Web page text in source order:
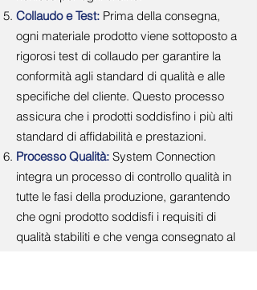
Collaudo e Test: Prima della consegna,
ogni materiale prodotto viene sottoposto a
rigorosi test di collaudo per garantire la
conformità agli standard di qualità e alle
specifiche del cliente. Questo processo
assicura che i prodotti soddisfino i più alti
standard di affidabilità e prestazioni.
Processo Qualità: System Connection
integra un processo di controllo qualità in
tutte le fasi della produzione, garantendo
che ogni prodotto soddisfi i requisiti di
qualità stabiliti e che venga consegnato al